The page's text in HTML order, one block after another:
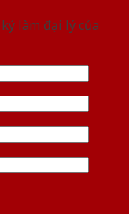
làm đại lý của